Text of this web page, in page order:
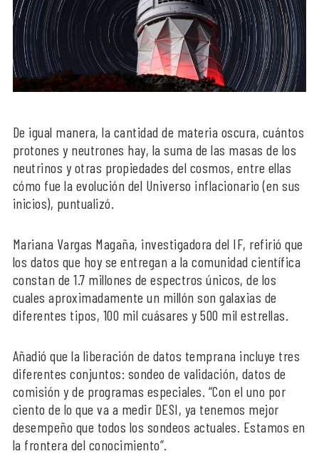
De igual manera, la cantidad de materia oscura, cuántos
protones y neutrones hay, la suma de las masas de los
neutrinos y otras propiedades del cosmos, entre ellas
cómo fue la evolución del Universo inflacionario (en sus
inicios), puntualizó.
Mariana Vargas Magaña, investigadora del IF, refirió que
los datos que hoy se entregan a la comunidad científica
constan de 1.7 millones de espectros únicos, de los
cuales aproximadamente un millón son galaxias de
diferentes tipos, 100 mil cuásares y 500 mil estrellas.
Añadió que la liberación de datos temprana incluye tres
diferentes conjuntos: sondeo de validación, datos de
comisión y de programas especiales. “Con el uno por
ciento de lo que va a medir DESI, ya tenemos mejor
desempeño que todos los sondeos actuales. Estamos en
la frontera del conocimiento”.